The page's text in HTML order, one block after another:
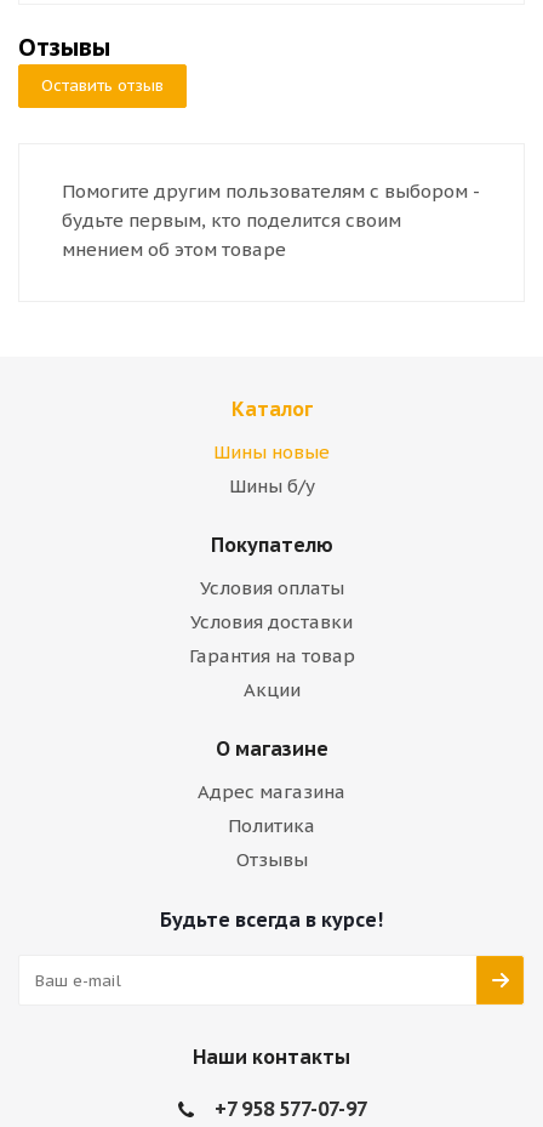
Отзывы
Оставить отзыв
Помогите другим пользователям с выбором -
будьте первым, кто поделится своим
мнением об этом товаре
Каталог
Шины новые
Шины б/у
Покупателю
Условия оплаты
Условия доставки
Гарантия на товар
Акции
О магазине
Адрес магазина
Политика
Отзывы
Будьте всегда в курсе!
Наши контакты
+7 958 577-07-97